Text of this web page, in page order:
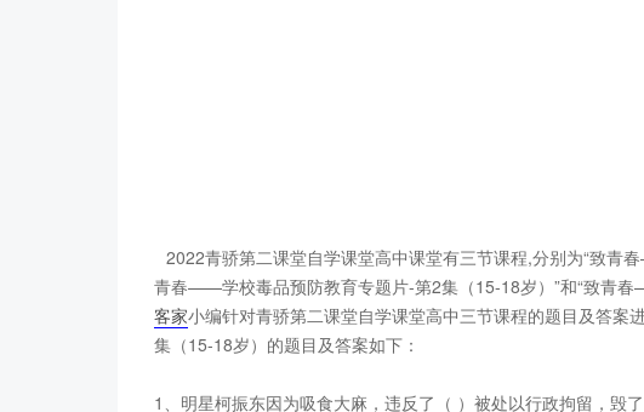
2022青骄第二课堂自学课堂高中课堂有三节课程,分别为“致
青春——学校毒品预防教育专题片-第2集（15-18岁）”和“致青
客家小编针对青骄第二课堂自学课堂高中三节课程的题目及答
集（15-18岁）的题目及答案如下：
1、明星柯振东因为吸食大麻，违反了（ ）被处以行政拘留，毁了